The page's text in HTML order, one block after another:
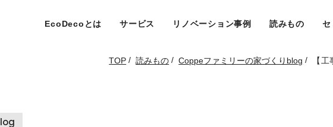
EcoDecoとは サービス リノベーション事例 読みもの セ
TOP / 読みもの / Coppeファミリーの家づくりblog / 【